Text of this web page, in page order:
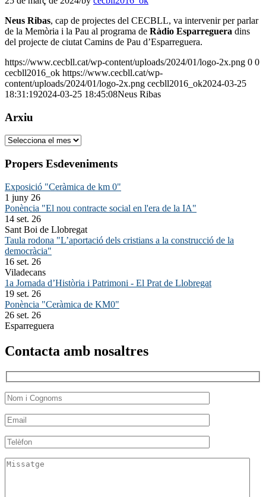
Neus Ribas, cap de projectes del CECBLL, va intervenir per parlar
de la Memòria i la Pau al programa de Ràdio Esparreguera dins
del projecte de ciutat Camins de Pau d’Esparreguera.
https://www.cecbll.cat/wp-content/uploads/2024/01/logo-2x.png 0 0
cecbll2016_ok https://www.cecbll.cat/wp-
content/uploads/2024/01/logo-2x.png cecbll2016_ok2024-03-25
18:31:192024-03-25 18:45:08Neus Ribas
Arxiu
Arxiu
Propers Esdeveniments
Exposició "Ceràmica de km 0"
1 juny 26
Ponència "El nou contracte social en l'era de la IA"
14 set. 26
Sant Boi de Llobregat
Taula rodona "L’aportació dels cristians a la construcció de la
democràcia"
16 set. 26
Viladecans
1a Jornada d’Història i Patrimoni - El Prat de Llobregat
19 set. 26
Ponència "Ceràmica de KM0"
26 set. 26
Esparreguera
Contacta amb nosaltres